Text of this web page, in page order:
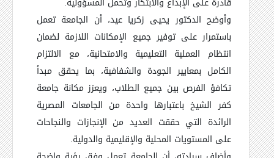
وأوضح الدكتور يحيى زكريا عيد، أن الجامعة تعمل
باستمرار على توفير جميع الإمكانات اللازمة لضمان
انتظام العملية التعليمية والامتحانية، مع الالتزام
الكامل بمعايير الجودة والشفافية، بما يحقق مبدأ
تكافؤ الفرص بين جميع الطلاب، ويعزز مكانة جامعة
كفر الشيخ باعتبارها واحدة من الجامعات المصرية
الرائدة التي حققت العديد من الإنجازات والنجاحات
على المستويات المحلية والإقليمية والدولية.